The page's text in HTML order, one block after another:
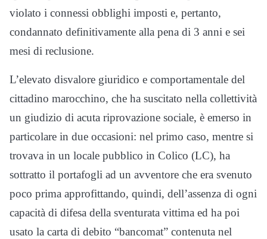
violato i connessi obblighi imposti e, pertanto,
condannato definitivamente alla pena di 3 anni e sei
mesi di reclusione.
L’elevato disvalore giuridico e comportamentale del
cittadino marocchino, che ha suscitato nella collettività
un giudizio di acuta riprovazione sociale, è emerso in
particolare in due occasioni: nel primo caso, mentre si
trovava in un locale pubblico in Colico (LC), ha
sottratto il portafogli ad un avventore che era svenuto
poco prima approfittando, quindi, dell’assenza di ogni
capacità di difesa della sventurata vittima ed ha poi
usato la carta di debito “bancomat” contenuta nel